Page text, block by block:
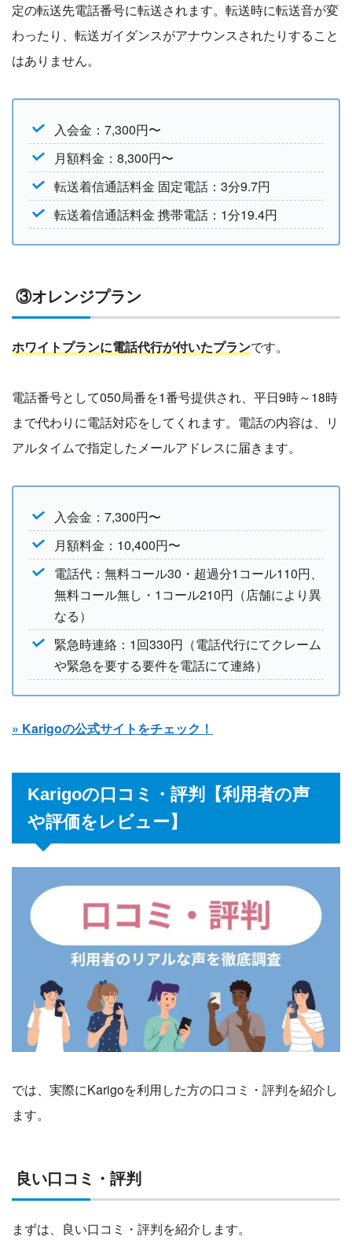
定の転送先電話番号に転送されます。転送時に転送音が変
わったり、転送ガイダンスがアナウンスされたりすること
はありません。
入会金：7,300円〜
月額料金：8,300円〜
転送着信通話料金 固定電話：3分9.7円
転送着信通話料金 携帯電話：1分19.4円
③オレンジプラン
ホワイトプランに電話代行が付いたプランです。
電話番号として050局番を1番号提供され、平日9時～18時
まで代わりに電話対応をしてくれます。電話の内容は、リ
アルタイムで指定したメールアドレスに届きます。
入会金：7,300円〜
月額料金：10,400円〜
電話代：無料コール30・超過分1コール110円、
無料コール無し・1コール210円（店舗により異
なる）
緊急時連絡：1回330円（電話代行にてクレーム
や緊急を要する要件を電話にて連絡）
» Karigoの公式サイトをチェック！
Karigoの口コミ・評判【利用者の声
や評価をレビュー】
では、実際にKarigoを利用した方の口コミ・評判を紹介し
ます。
良い口コミ・評判
まずは、良い口コミ・評判を紹介します。